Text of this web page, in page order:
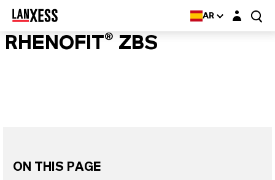
AR Login layer
RHENOFIT® ZBS
ON THIS PAGE